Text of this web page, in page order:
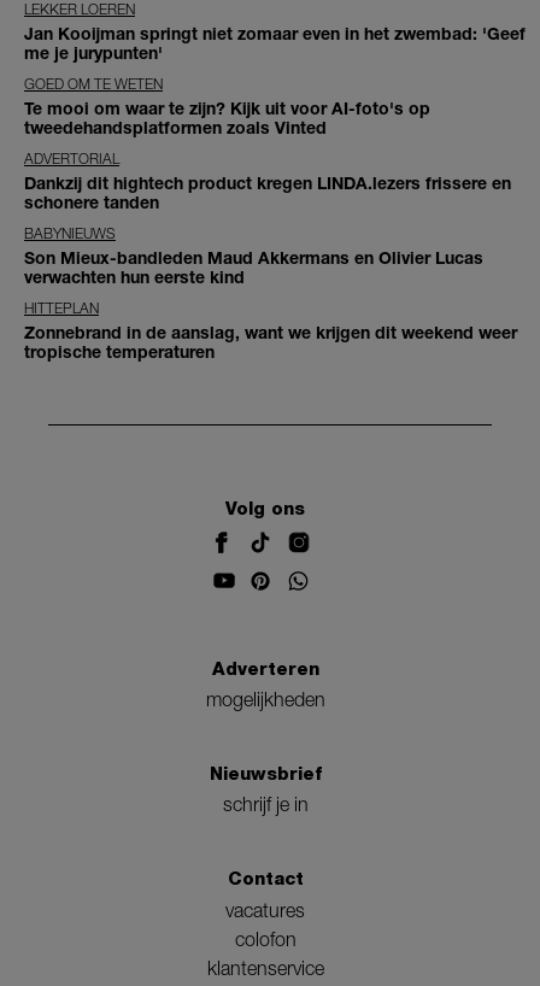
LEKKER LOEREN
Jan Kooijman springt niet zomaar even in het zwembad: 'Geef
me je jurypunten'
GOED OM TE WETEN
Te mooi om waar te zijn? Kijk uit voor AI-foto's op
tweedehandsplatformen zoals Vinted
ADVERTORIAL
Dankzij dit hightech product kregen LINDA.lezers frissere en
schonere tanden
BABYNIEUWS
Son Mieux-bandleden Maud Akkermans en Olivier Lucas
verwachten hun eerste kind
HITTEPLAN
Zonnebrand in de aanslag, want we krijgen dit weekend weer
tropische temperaturen
Volg ons
Adverteren
mogelijkheden
Nieuwsbrief
schrijf je in
Contact
vacatures
colofon
klantenservice